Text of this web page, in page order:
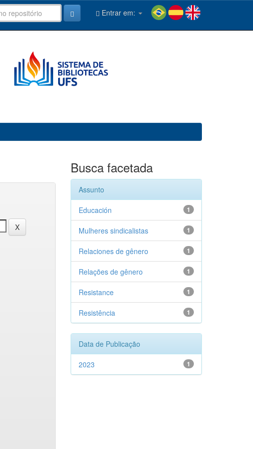
Entrar em:
Busca facetada
Assunto
1
Educación
1
Mulheres sindicalistas
1
Relaciones de gênero
1
Relações de gênero
1
Resistance
1
Resistência
Data de Publicação
1
2023